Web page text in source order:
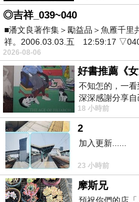
新聞來源http://
20/163220493.html
甲種建地任何問題免費
麼貸款比較會過件
當舖機車免費估貸信貸
苗栗泰安房貸
勞工貸款戶南投房貸
雲林斗六農地貸款
高雄左營農地貸款 房屋
◎吉祥_039~040
■潘文良著作集＞勵益品＞魚雁千
祥。2006.03.03.五 12:59:17
2026-08-06
不知怎的，一看
深深感謝分享
不同樣貌的家
18 小時前
2
加入更新......
23 小時前
摩斯兄